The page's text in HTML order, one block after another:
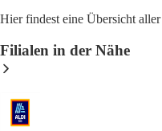
Hier findest eine Übersicht aller
Filialen in der Nähe